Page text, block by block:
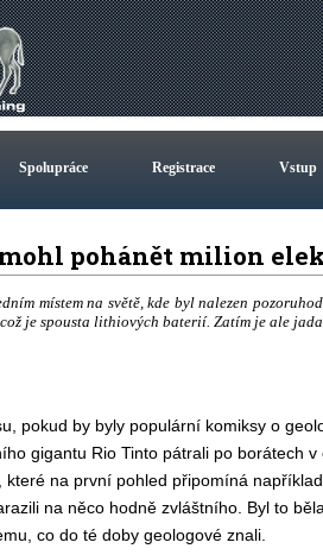
Spolupráce Registrace Vstup
pohánět milion
místem na světě, kde byl nalezen
je spousta lithiových baterií. Zatím je ale
pokud by byly populární komiksy o
gigantu Rio Tinto pátrali po borátech v
na první pohled připomíná například
na něco hodně zvláštního. Byl to
co do té doby geologové znali.